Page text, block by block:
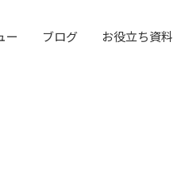
ー ブログ お役立ち資料